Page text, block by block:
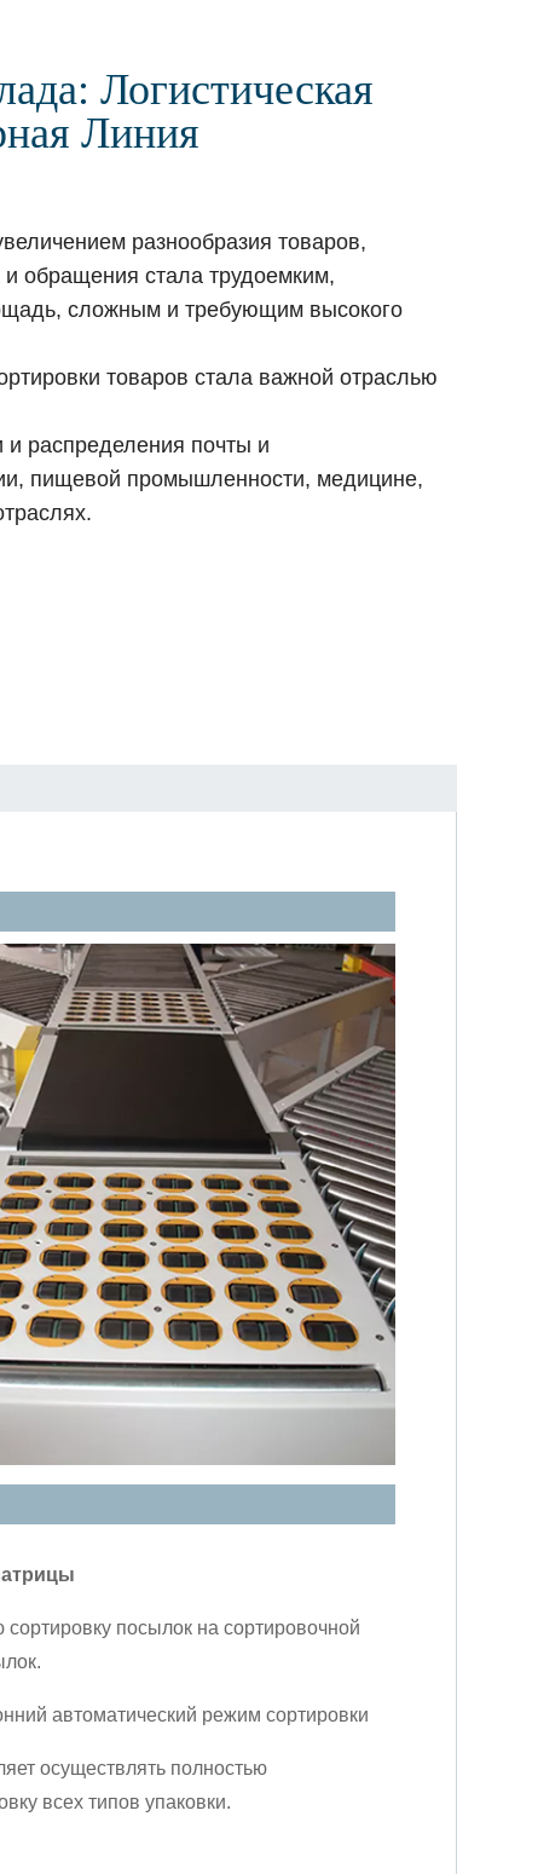
Логистическая
Линия
разнообразия товаров,
обращения стала трудоемким,
сложным и требующим высокого
товаров стала важной отраслью
и распределения почты и
пищевой промышленности, медицине,
сортировку посылок на сортировочной
автоматический режим сортировки
осуществлять полностью
всех типов упаковки.